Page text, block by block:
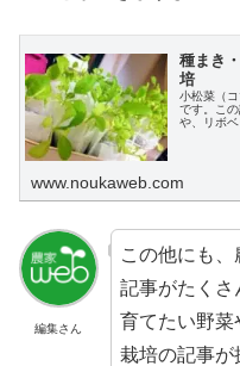
種まき
培
小松菜（
です。こ
や、リボ
www.noukaweb.com
編集さん
この他にも
記事がたくさ
育てたい野菜
栽培の記事が